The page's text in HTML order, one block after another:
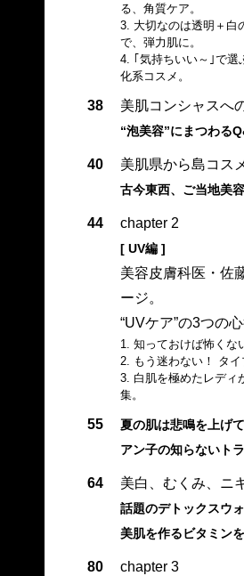
る、角質ケア。
3. 大切なのは透明＋白
で、弾力肌に。
4. ｢気持ちいい～｣で選
化系コスメ。
38 美肌コンシャスへ
“泡美容”にまつわる
40 美肌県から島コス
古今東西、ご当地美容
44 chapter 2
[ UV編 ]
美容皮膚科医・佐
ージ。
“UVケア”の3つの心
1. 知っておけば怖くな
2. もう迷わない！ タイ
3. 白肌を極めたレディ
集。
55
夏の肌は悲鳴を上げ
アン子の知らないト
64 美白、むくみ、ニ
話題のデトックスウ
美肌を作るビタミン
80 chapter 3